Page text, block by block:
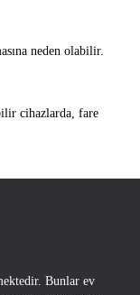
neden olabilir.
cihazlarda, fare
Bunlar ev